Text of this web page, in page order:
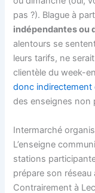
pas ?). Blague à
indépendantes ou
alentours se
leurs tarifs, ne
clientèle du week-
donc indirectement
des enseignes non
Intermarché
L’enseigne
stations
prépare son
Contrairement à